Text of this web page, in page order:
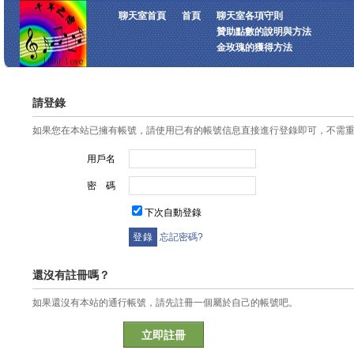
聊天室首頁 首頁
聊天室各項守則
贊助點數的說明與方法
金玫瑰的獲得方法
請登錄
如果您在本站已擁有帳號，請使用已有的帳號信息直接進行登錄即可，不需
用戶名
密 碼
下次自動登錄
忘記密碼?
還沒有註冊嗎？
如果還沒有本站的通行帳號，請先註冊一個屬於自己的帳號吧。
立即註冊